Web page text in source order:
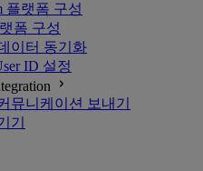
플랫폼 구성
폼 구성
이터 동기화
ID 설정
뮤니케이션 보내기
기